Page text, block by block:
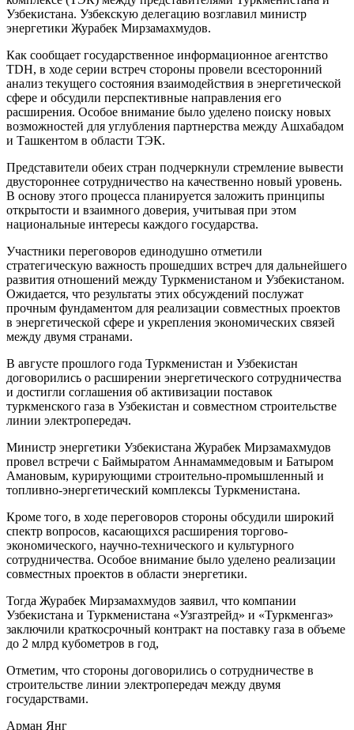
Узбекистана. Узбекскую делегацию возглавил министр
энергетики Журабек Мирзамахмудов.
Как сообщает государственное информационное агентство
TDH, в ходе серии встреч стороны провели всесторонний
анализ текущего состояния взаимодействия в энергетической
сфере и обсудили перспективные направления его
расширения. Особое внимание было уделено поиску новых
возможностей для углубления партнерства между Ашхабадом
и Ташкентом в области ТЭК.
Представители обеих стран подчеркнули стремление вывести
двустороннее сотрудничество на качественно новый уровень.
В основу этого процесса планируется заложить принципы
открытости и взаимного доверия, учитывая при этом
национальные интересы каждого государства.
Участники переговоров единодушно отметили
стратегическую важность прошедших встреч для дальнейшего
развития отношений между Туркменистаном и Узбекистаном.
Ожидается, что результаты этих обсуждений послужат
прочным фундаментом для реализации совместных проектов
в энергетической сфере и укрепления экономических связей
между двумя странами.
В августе прошлого года Туркменистан и Узбекистан
договорились о расширении энергетического сотрудничества
и достигли соглашения об активизации поставок
туркменского газа в Узбекистан и совместном строительстве
линии электропередач.
Министр энергетики Узбекистана Журабек Мирзамахмудов
провел встречи с Баймыратом Аннамаммедовым и Батыром
Амановым, курирующими строительно-промышленный и
топливно-энергетический комплексы Туркменистана.
Кроме того, в ходе переговоров стороны обсудили широкий
спектр вопросов, касающихся расширения торгово-
экономического, научно-технического и культурного
сотрудничества. Особое внимание было уделено реализации
совместных проектов в области энергетики.
Тогда Журабек Мирзамахмудов заявил, что компании
Узбекистана и Туркменистана «Узгазтрейд» и «Туркменгаз»
заключили краткосрочный контракт на поставку газа в объеме
до 2 млрд кубометров в год,
Отметим, что стороны договорились о сотрудничестве в
строительстве линии электропередач между двумя
государствами.
Арман Янг